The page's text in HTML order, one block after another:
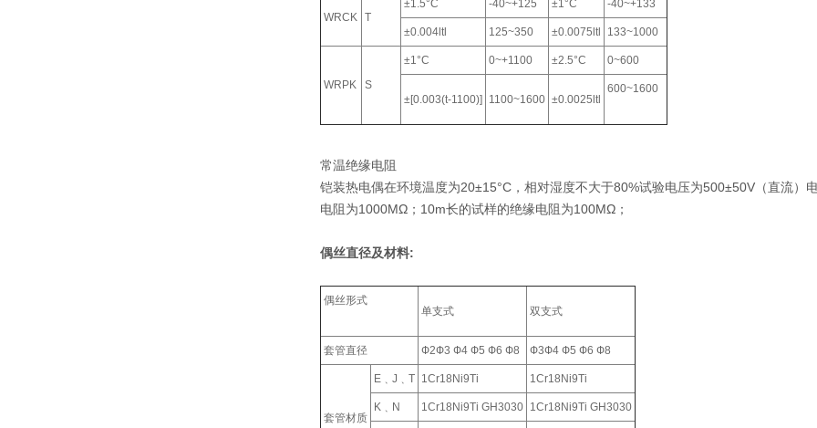
WRCK T
±1.5°C -40~+125 ±1°C -40~+133
±0.004ltl 125~350 ±0.0075ltl 133~1000
WRPK S
±1°C 0~+1100 ±2.5°C 0~600
±[0.003(t-1100)] 1100~1600 ±0.0025ltl
600~1600
常温绝缘电阻
铠装热电偶在环境温度为20±15°C，相对湿度不大于80%试验电压为500±50V（直流
电阻为1000MΩ；10m长的试样的绝缘电阻为100MΩ；
偶丝直径及材料:
偶丝形式
单支式
双支式
套管直径 Ф2Ф3 Ф4 Ф5 Ф6 Ф8 Ф3Ф4 Ф5 Ф6 Ф8
套管材质
E﹑J﹑T 1Cr18Ni9Ti 1Cr18Ni9Ti
K﹑N 1Cr18Ni9Ti GH3030 1Cr18Ni9Ti GH3030